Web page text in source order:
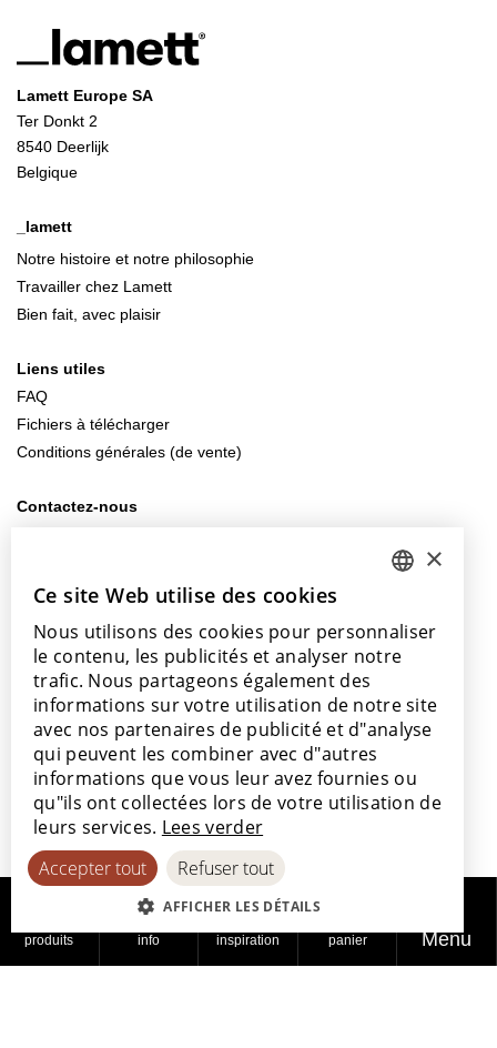
produits info inspiration panier Menu
Lamett Europe SA
Ter Donkt 2
8540 Deerlijk
Belgique
_lamett
Notre histoire et notre philosophie
Travailler chez Lamett
Bien fait, avec plaisir
Liens utiles
FAQ
Fichiers à télécharger
Conditions générales (de vente)
Contactez-nous
Notre salle d’exposition
Nos points de vente
Avec le soutien de
© 2026
Politique de
Politique en
Déclaration
ENGLISH
FRENCH
SPANISH
×
Ce site Web utilise des cookies
Nous utilisons des cookies pour personnaliser
le contenu, les publicités et analyser notre
trafic. Nous partageons également des
informations sur votre utilisation de notre site
avec nos partenaires de publicité et d"analyse
qui peuvent les combiner avec d"autres
informations que vous leur avez fournies ou
qu"ils ont collectées lors de votre utilisation de
leurs services. Lees verder
Accepter tout
Refuser tout
AFFICHER LES DÉTAILS